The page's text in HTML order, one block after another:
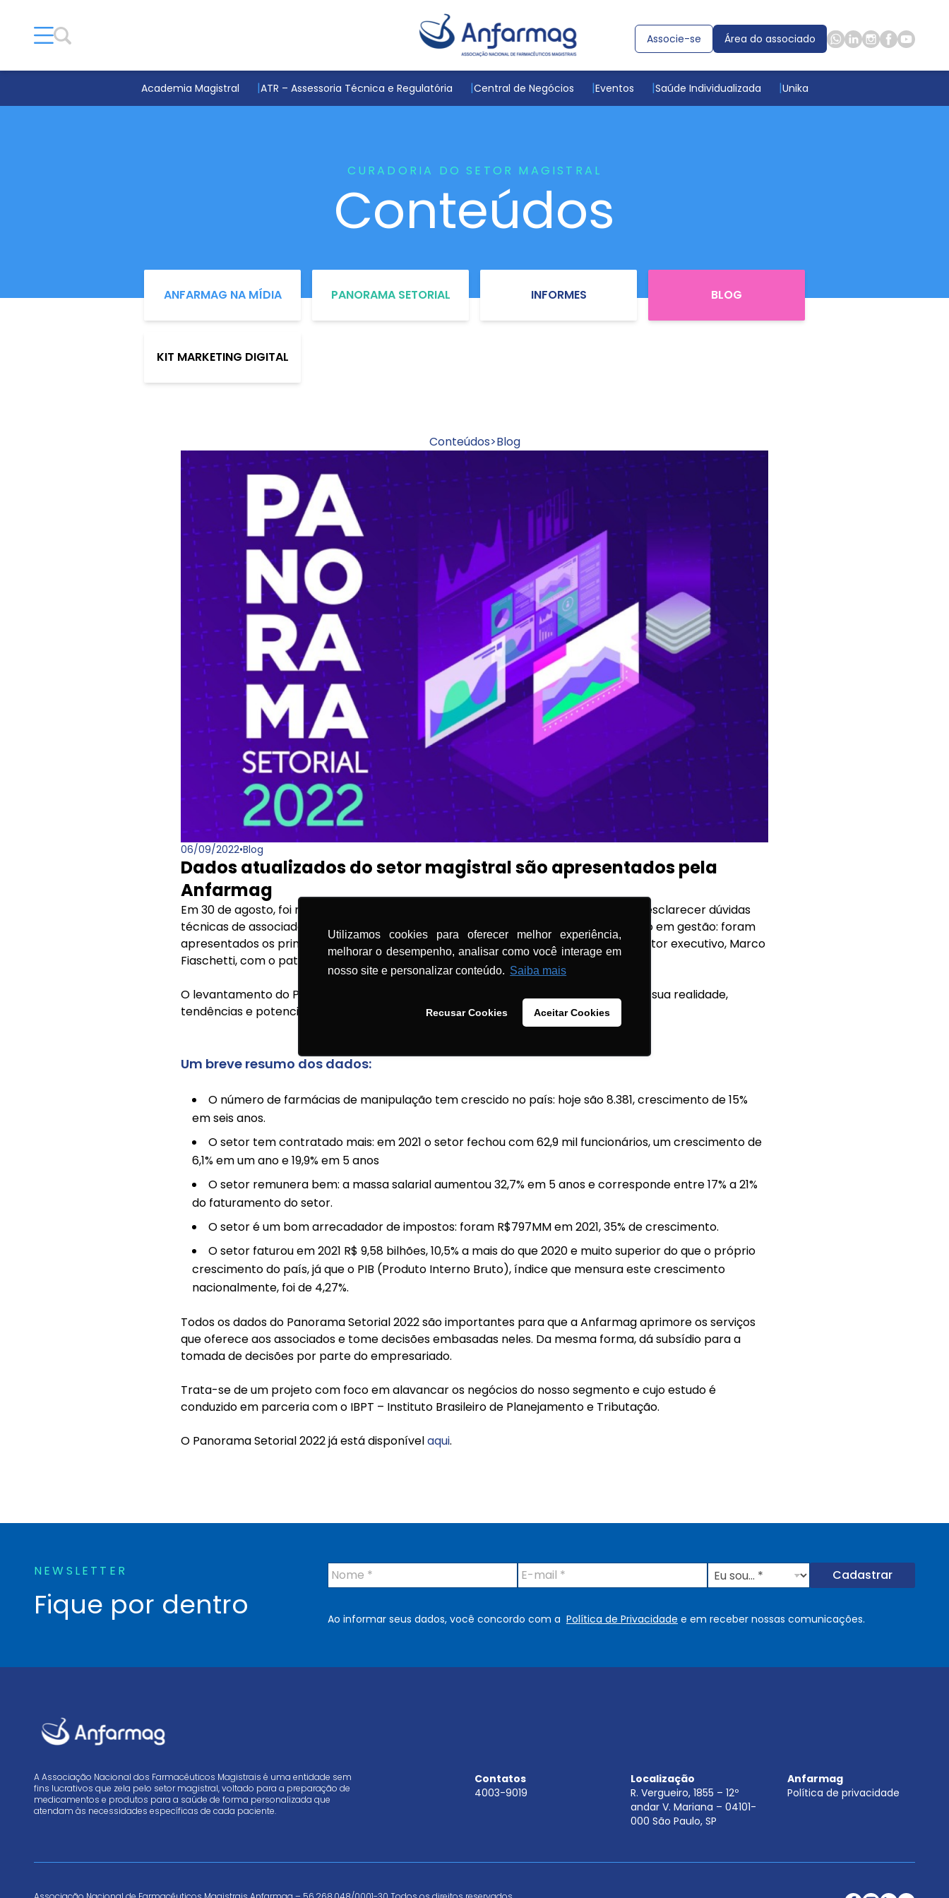
Utilizamos cookies para oferecer melhor experiência,
melhorar o desempenho, analisar como você interage em
nosso site e personalizar conteúdo. Saiba mais
Recusar Cookies Aceitar Cookies
Associe-se Área do associado
Academia Magistral ATR – Assessoria Técnica e Regulatória Central de Negócios Eventos Saúde Individualizada Unika
CURADORIA DO SETOR MAGISTRAL
Conteúdos
ANFARMAG NA MÍDIA PANORAMA SETORIAL INFORMES BLOG
KIT MARKETING DIGITAL
Conteúdos>Blog
06/09/2022•Blog
Dados atualizados do setor magistral são apresentados pela
Anfarmag
Em 30 de agosto, foi realizado mais um Happy Hour Anfarmag, evento que costuma esclarecer dúvidas
técnicas de associados e não-associados. Desta vez, o assunto foi diferente e focado em gestão: foram
apresentados os principais dados do Panorama Setorial 2022 sob o comando do diretor executivo, Marco
Fiaschetti, com o patrocínio especial da Dell Technologies.
O levantamento do Panorama Setorial 2022 traz à tona dados econômicos do setor, sua realidade,
tendências e potenciais.
Um breve resumo dos dados:
O número de farmácias de manipulação tem crescido no país: hoje são 8.381, crescimento de 15%
em seis anos.
O setor tem contratado mais: em 2021 o setor fechou com 62,9 mil funcionários, um crescimento de
6,1% em um ano e 19,9% em 5 anos
O setor remunera bem: a massa salarial aumentou 32,7% em 5 anos e corresponde entre 17% a 21%
do faturamento do setor.
O setor é um bom arrecadador de impostos: foram R$797MM em 2021, 35% de crescimento.
O setor faturou em 2021 R$ 9,58 bilhões, 10,5% a mais do que 2020 e muito superior do que o próprio
crescimento do país, já que o PIB (Produto Interno Bruto), índice que mensura este crescimento
nacionalmente, foi de 4,27%.
Todos os dados do Panorama Setorial 2022 são importantes para que a Anfarmag aprimore os serviços
que oferece aos associados e tome decisões embasadas neles. Da mesma forma, dá subsídio para a
tomada de decisões por parte do empresariado.
Trata-se de um projeto com foco em alavancar os negócios do nosso segmento e cujo estudo é
conduzido em parceria com o IBPT – Instituto Brasileiro de Planejamento e Tributação.
O Panorama Setorial 2022 já está disponívelaqui.
NEWSLETTER
Fique por dentro
N
o
*
E
-
i
E
u
u
Cadastrar
Ao informar seus dados, você concordo com a Política de Privacidade e em receber nossas comunicações.
A Associação Nacional dos Farmacêuticos Magistrais é uma entidade sem
fins lucrativos que zela pelo setor magistral, voltado para a preparação de
medicamentos e produtos para a saúde de forma personalizada que
atendam às necessidades específicas de cada paciente.
Contatos
4003-9019
Localização
R. Vergueiro, 1855 – 12º
andar V. Mariana – 04101-
000 São Paulo, SP
Anfarmag
Política de privacidade